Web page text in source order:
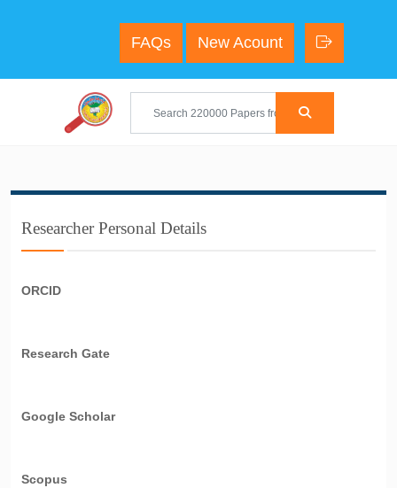
New Acount
FAQs
Researcher Personal Details
ORCID
Research Gate
Google Scholar
Scopus